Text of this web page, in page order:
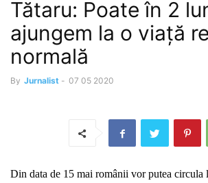
Tătaru: Poate în 2
ajungem la o viață
normală
By Jurnalist - 07 05 2020
Din data de 15 mai românii vor putea circula